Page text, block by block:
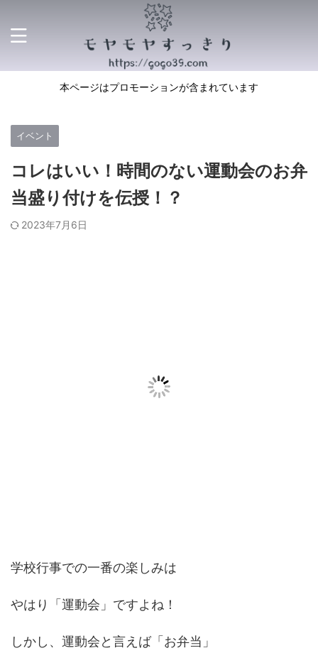
本ページはプロモーションが含まれています
イベント
コレはいい！時間のない運動会のお弁
当盛り付けを伝授！？
2023年7月6日
学校行事での一番の楽しみは
やはり「運動会」ですよね！
しかし、運動会と言えば「お弁当」